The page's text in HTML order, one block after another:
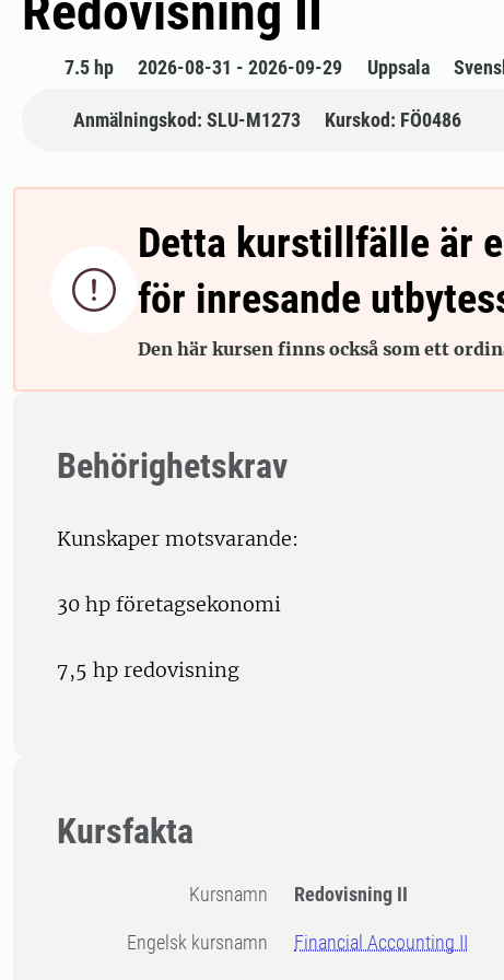
7.5 hp 2026-08-31 - 2026-09-29 Uppsala
Anmälningskod: SLU-M1273 Kurskod: FÖ0486

Detta kurstillfälle är
för inresande
Den här kursen finns också som ett
Behörighetskrav
Kunskaper motsvarande:
30 hp företagsekonomi
7,5 hp redovisning
Kursfakta
Kursnamn Redovisning II
Engelsk kursnamn Financial Accounting II